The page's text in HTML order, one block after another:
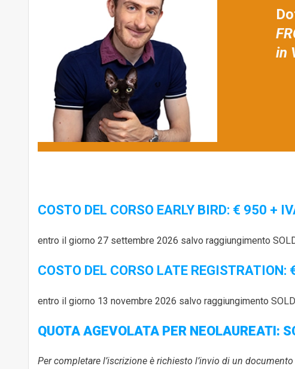
in
COSTO DEL CORSO EARLY BIRD: € 950 +
entro il giorno 27 settembre 2026 salvo raggiungimento
COSTO DEL CORSO LATE
entro il giorno 13 novembre 2026 salvo raggiungimento
QUOTA AGEVOLATA PER NEOLAUREATI:
Per completare l’iscrizione è richiesto l’invio di un